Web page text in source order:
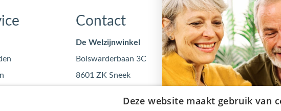
Contact
De Welzijnwinkel
Bolswarderbaan 3C
8601 ZK Sneek
Maandag
Dinsdag
Woensdag
Deze website maakt gebruik van